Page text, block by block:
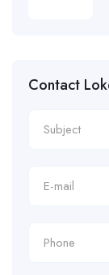
Contact